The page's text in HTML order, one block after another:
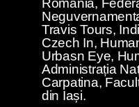
România,
Travis Tours,
Czech In,
Urbasn Eye,
Administrația
Carpatina,
din Iași.